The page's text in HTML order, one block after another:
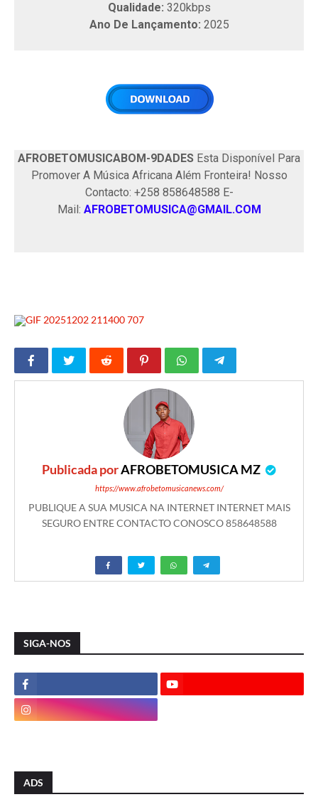
Qualidade: 320kbps
Ano De Lançamento: 2025
AFROBETOMUSICABOM-9DADES Esta Disponível Para
Promover A Música Africana Além Fronteira! Nosso
Contacto: +258 858648588 E-
Mail: AFROBETOMUSICA@GMAIL.COM
Publicada porAFROBETOMUSICA MZ
https://www.afrobetomusicanews.com/
PUBLIQUE A SUA MUSICA NA INTERNET INTERNET MAIS
SEGURO ENTRE CONTACTO CONOSCO 858648588
SIGA-NOS
ADS